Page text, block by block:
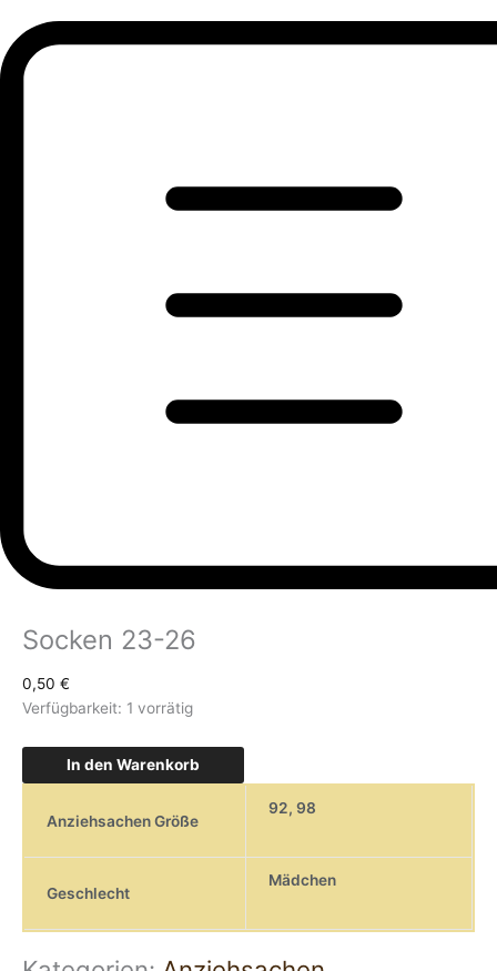
Socken 23-26
0,50 €
Verfügbarkeit: 1 vorrätig
In den Warenkorb
Anziehsachen Größe
92, 98
Geschlecht
Mädchen